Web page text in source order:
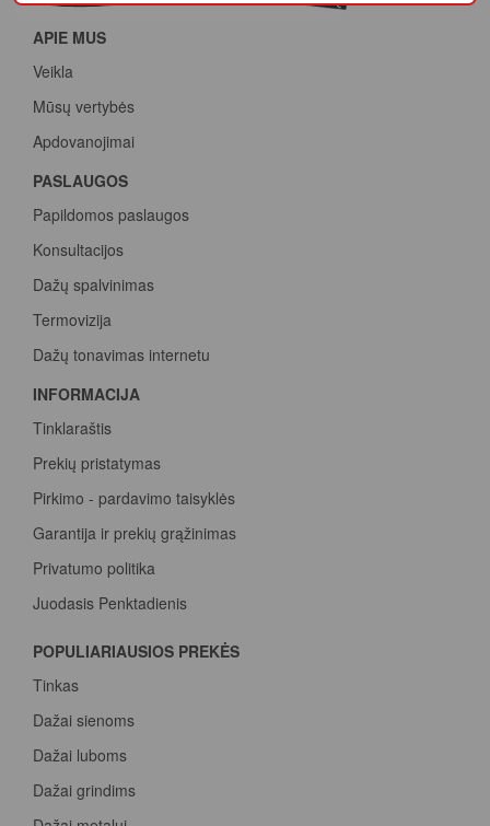
APIE MUS
Veikla
Mūsų vertybės
Apdovanojimai
PASLAUGOS
Papildomos paslaugos
Konsultacijos
Dažų spalvinimas
Termovizija
Dažų tonavimas internetu
INFORMACIJA
Tinklaraštis
Prekių pristatymas
Pirkimo - pardavimo taisyklės
Garantija ir prekių grąžinimas
Privatumo politika
Juodasis Penktadienis
POPULIARIAUSIOS PREKĖS
Tinkas
Dažai sienoms
Dažai luboms
Dažai grindims